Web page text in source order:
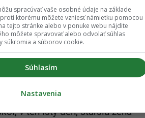
obsahu pre dospelých:
že sme herci z filmu
a začali okamžite s liečbou.
to znamenalo, že mali šancu
v ten istý deň, staršia žena
spracúvať vaše osobné údaje na základe
ktorému môžete vzniesť námietku pomocou
tejto stránke alebo v ponuke webu nájdite
môžete spravovať alebo odvolať súhlas
súkromia a súborov cookie.
Súhlasím
Nastavenia